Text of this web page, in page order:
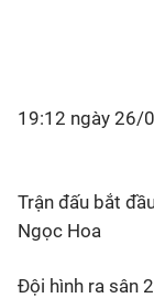
19:12 ngày 26/
Trận đấu bắt
Ngọc Hoa
Đội hình ra sân